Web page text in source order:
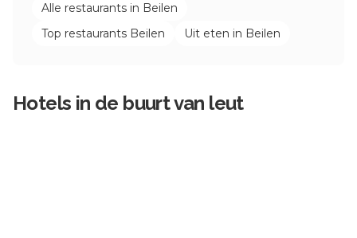
Alle restaurants in Beilen
Top restaurants Beilen Uit eten in Beilen
Hotels in de buurt van leut